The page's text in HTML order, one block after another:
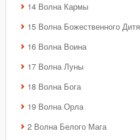
14 Волна Кармы
15 Волна Божественного Дитя
16 Волна Воина
17 Волна Луны
18 Волна Бога
19 Волна Орла
2 Волна Белого Мага